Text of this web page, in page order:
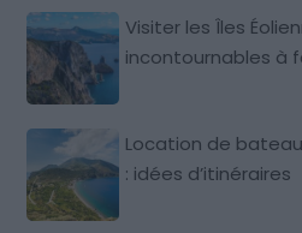
Visiter les Îles
incontournables à
Location de
: idées d’itinéraires